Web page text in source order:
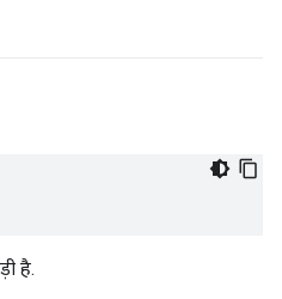
है.